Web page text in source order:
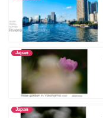
Japan
Japan